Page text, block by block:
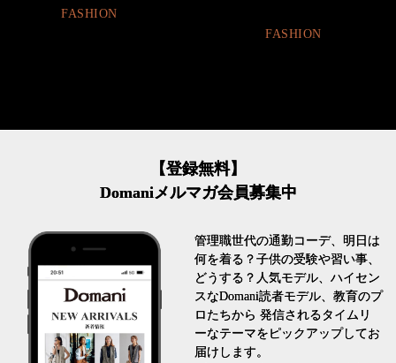
FASHION
【登録無料】
Domaniメルマガ会員募集中
管理職世代の通勤コーデ、明日は
何を着る？子供の受験や習い事、
どうする？人気モデル、ハイセン
スなDomani読者モデル、教育のプ
ロたちから 発信されるタイムリ
ーなテーマをピックアップしてお
届けします。